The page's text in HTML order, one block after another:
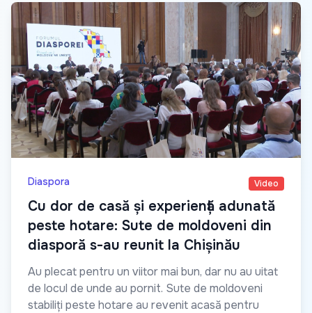
Diaspora Video
Cu dor de casă și experiență adunată
peste hotare: Sute de moldoveni din
diasporă s-au reunit la Chișinău
Au plecat pentru un viitor mai bun, dar nu au uitat
de locul de unde au pornit. Sute de moldoveni
stabiliți peste hotare au revenit acasă pentru